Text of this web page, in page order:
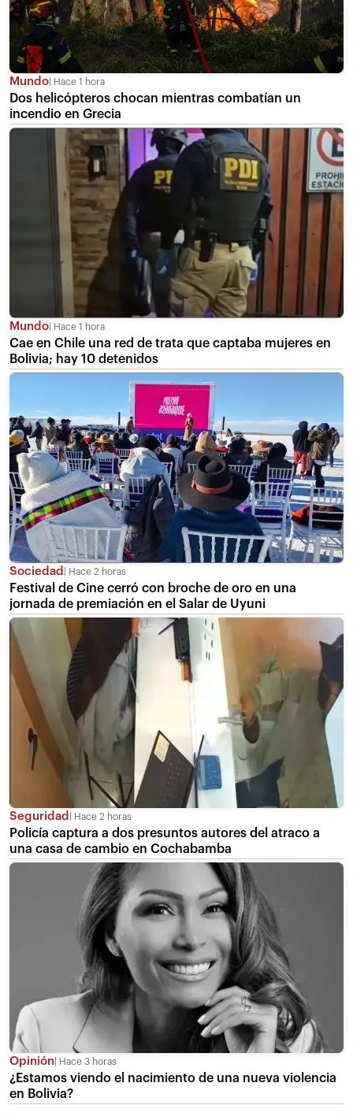
Mundo Hace 1 hora
Dos helicópteros chocan mientras combatían un
incendio en Grecia
Mundo Hace 1 hora
Cae en Chile una red de trata que captaba mujeres en
Bolivia; hay 10 detenidos
Sociedad Hace 2 horas
Festival de Cine cerró con broche de oro en una
jornada de premiación en el Salar de Uyuni
Seguridad Hace 2 horas
Policía captura a dos presuntos autores del atraco a
una casa de cambio en Cochabamba
Opinión Hace 3 horas
¿Estamos viendo el nacimiento de una nueva violencia
en Bolivia?